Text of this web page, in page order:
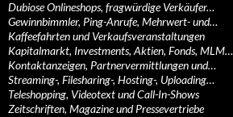
Dubiose Onlineshops, fragwürdige Verkäufer…
Gewinnbimmler, Ping-Anrufe, Mehrwert- und…
Kaffeefahrten und Verkaufsveranstaltungen
Kapitalmarkt, Investments, Aktien, Fonds, MLM…
Kontaktanzeigen, Partnervermittlungen und…
Streaming-, Filesharing-, Hosting-, Uploading…
Teleshopping, Videotext und Call-In-Shows
Zeitschriften, Magazine und Pressevertriebe